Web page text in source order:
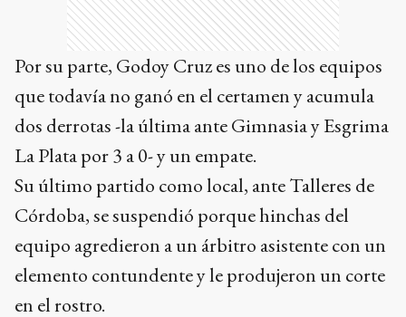
Por su parte, Godoy Cruz es uno de los equipos
que todavía no ganó en el certamen y acumula
dos derrotas -la última ante Gimnasia y Esgrima
La Plata por 3 a 0- y un empate.
Su último partido como local, ante Talleres de
Córdoba, se suspendió porque hinchas del
equipo agredieron a un árbitro asistente con un
elemento contundente y le produjeron un corte
en el rostro.